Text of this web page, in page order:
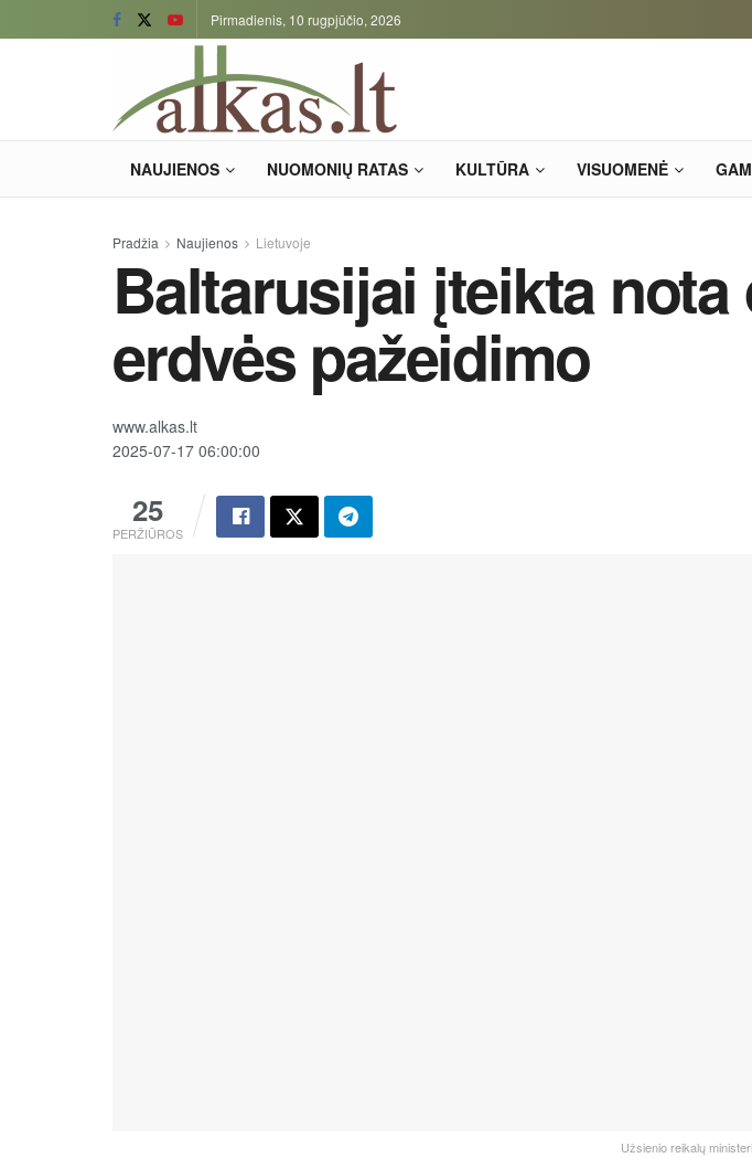
Pirmadienis, 10 rugpjūčio, 2026
NAUJIENOS NUOMONIŲ RATAS KULTŪRA VISUOMENĖ
Pradžia Naujienos Lietuvoje
Baltarusijai įteikta nota
erdvės pažeidimo
www.alkas.lt
2025-07-17 06:00:00
25
PERŽIŪROS
Užsienio reikalų